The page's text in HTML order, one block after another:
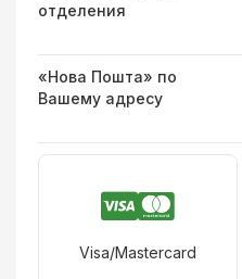
отделения
«Нова Пошта» по
Вашему адресу
Visa/Mastercard